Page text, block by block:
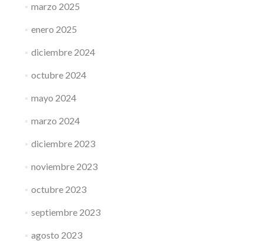
marzo 2025
enero 2025
diciembre 2024
octubre 2024
mayo 2024
marzo 2024
diciembre 2023
noviembre 2023
octubre 2023
septiembre 2023
agosto 2023